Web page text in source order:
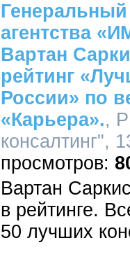
агентства
Вартан
рейтинг
России» по
«Карьера».,
консалтинг",
Вартан
в рейтинге.
50 лучших